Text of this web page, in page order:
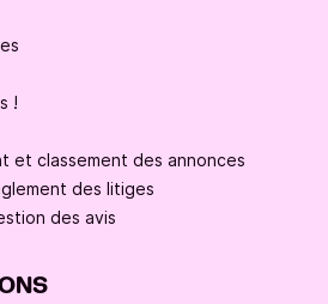
!
et classement des annonces
des litiges
des avis